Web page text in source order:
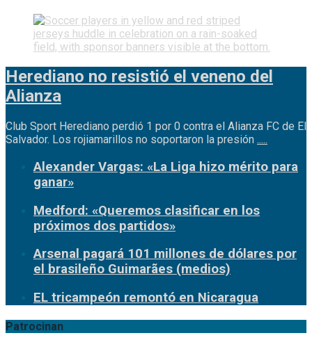
Herediano no resistió el veneno del
Alianza
Club Sport Herediano perdió 1 por 0 contra el Alianza FC de El
Salvador. Los rojiamarillos no soportaron la presión .....
Alexander Vargas: «La Liga hizo mérito para
ganar»
Medford: «Queremos clasificar en los
próximos dos partidos»
Arsenal pagará 101 millones de dólares por
el brasileño Guimarães (medios)
EL tricampeón remontó en Nicaragua
Patrocinan